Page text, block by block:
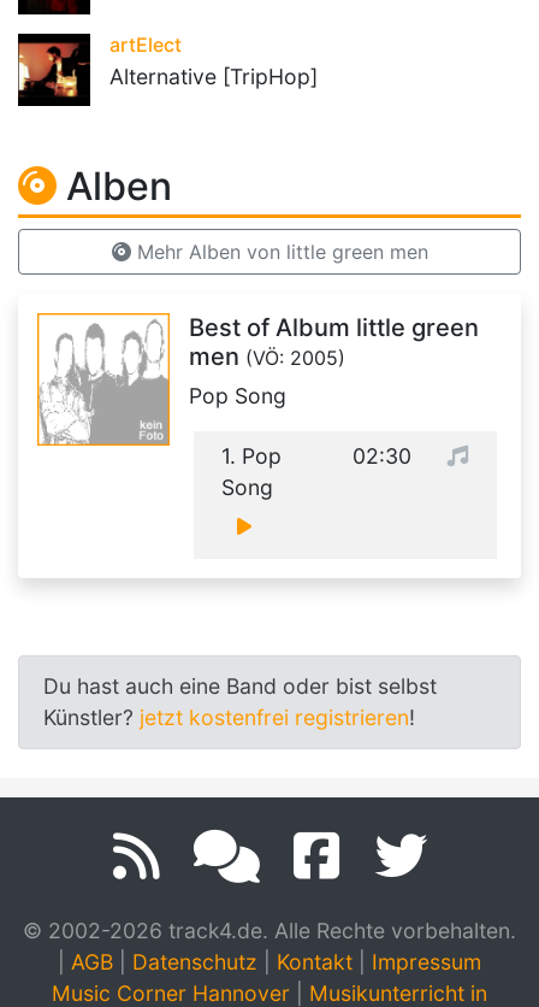
artElect
Alternative [TripHop]
Alben
Mehr Alben von little green men
Best of Album little green
men (VÖ: 2005)
Pop Song
1. Pop
Song
02:30
Du hast auch eine Band oder bist selbst
Künstler? jetzt kostenfrei registrieren!
© 2002-2026 track4.de. Alle Rechte vorbehalten.
AGB Datenschutz Kontakt
Impressum
Music Corner Hannover
Musikunterricht in